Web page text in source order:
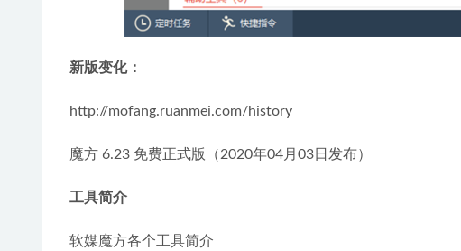
新版变化：
http://mofang.ruanmei.com/history
魔方 6.23 免费正式版（2020年04月03日发布）
工具简介
软媒魔方各个工具简介